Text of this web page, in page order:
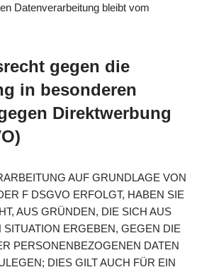
Datenverarbeitung bleibt vom
gegen die
in besonderen
Direktwerbung
AUF GRUNDLAGE VON
F DSGVO ERFOLGT, HABEN SIE
AUS GRÜNDEN, DIE SICH AUS
ERGEBEN, GEGEN DIE
PERSONENBEZOGENEN DATEN
DIES GILT AUCH FÜR EIN